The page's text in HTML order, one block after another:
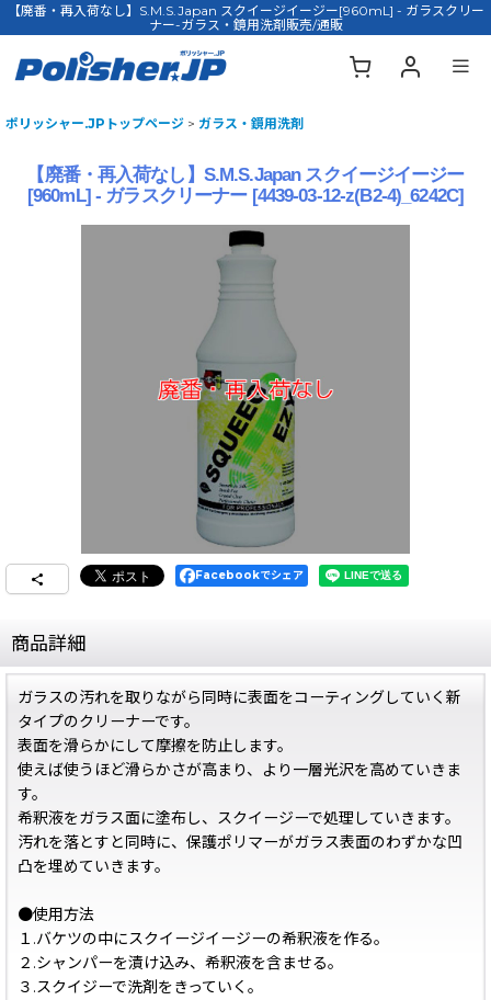
【廃番・再入荷なし】S.M.S.Japan スクイージイージー[960mL] - ガラスクリー
ナー-ガラス・鏡用洗剤販売/通販
ポリッシャー.JPトップページ > ガラス・鏡用洗剤
【廃番・再入荷なし】S.M.S.Japan スクイージイージー
[960mL] - ガラスクリーナー [4439-03-12-z(B2-4)_6242C]
Facebookでシェア
商品詳細
ガラスの汚れを取りながら同時に表面をコーティングしていく新
タイプのクリーナーです。
表面を滑らかにして摩擦を防止します。
使えば使うほど滑らかさが高まり、より一層光沢を高めていきま
す。
希釈液をガラス面に塗布し、スクイージーで処理していきます。
汚れを落とすと同時に、保護ポリマーがガラス表面のわずかな凹
凸を埋めていきます。
●使用方法
１.バケツの中にスクイージイージーの希釈液を作る。
２.シャンパーを漬け込み、希釈液を含ませる。
３.スクイジーで洗剤をきっていく。